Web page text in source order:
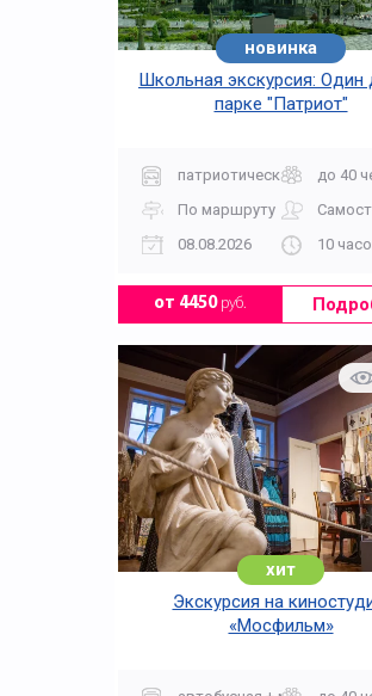
хит
новинка
Школьная экскурсия: Один
парке "Патриот"
патриотическая
до 40
По маршруту
08.08.2026
10
от 4450руб.
хит
Экскурсия на
«Мосфильм»